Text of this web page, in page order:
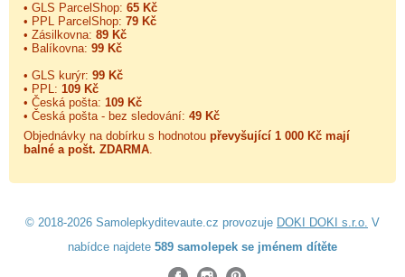
• GLS ParcelShop: 65 Kč
• PPL ParcelShop: 79 Kč
• Zásilkovna: 89 Kč
• Balíkovna: 99 Kč
• GLS kurýr: 99 Kč
• PPL: 109 Kč
• Česká pošta: 109 Kč
• Česká pošta - bez sledování: 49 Kč
Objednávky na dobírku s hodnotou převyšující 1 000 Kč mají
balné a pošt. ZDARMA.
© 2018-2026 Samolepkyditevaute.cz provozuje DOKI DOKI s.r.o. V
nabídce najdete 589 samolepek se jménem dítěte